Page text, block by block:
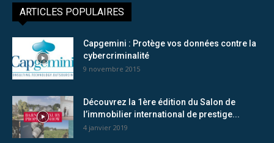
ARTICLES POPULAIRES
Capgemini : Protège vos données contre la
cybercriminalité
9 novembre 2015
Découvrez la 1ère édition du Salon de
l’immobilier international de prestige...
4 janvier 2019